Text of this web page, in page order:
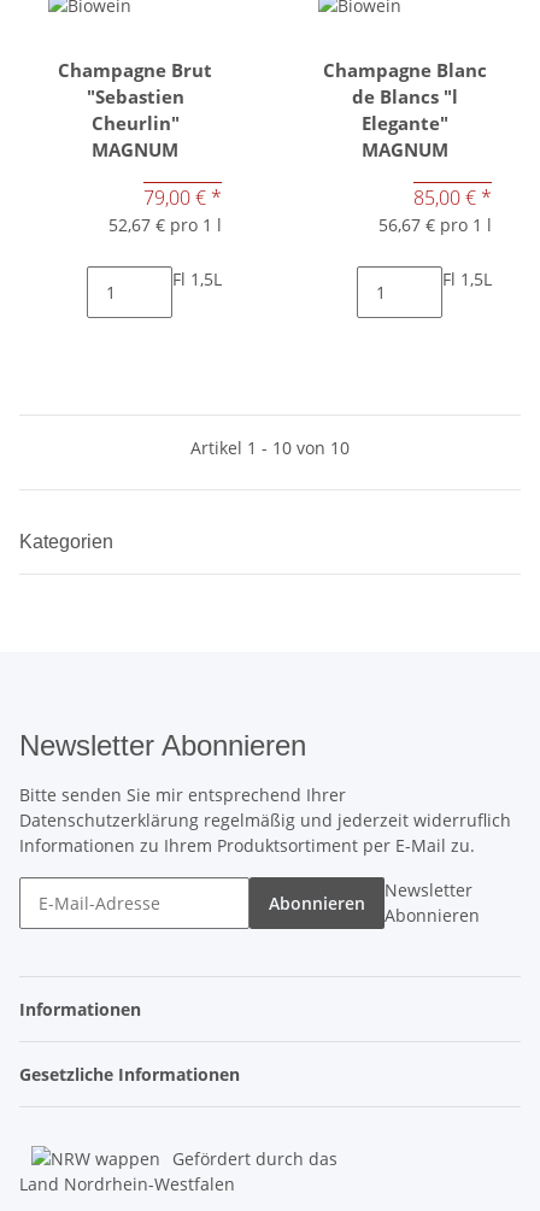
Champagne Brut
"Sebastien
Cheurlin"
MAGNUM
79,00 € *
52,67 € pro 1 l
Fl 1,5L
Champagne Blanc
de Blancs "l
Elegante"
MAGNUM
85,00 € *
56,67 € pro 1 l
Fl 1,5L
Artikel 1 - 10 von 10
Kategorien
Newsletter Abonnieren
Bitte senden Sie mir entsprechend Ihrer
Datenschutzerklärung regelmäßig und jederzeit widerruflich
Informationen zu Ihrem Produktsortiment per E-Mail zu.
Abonnieren
Newsletter
Abonnieren
Informationen
Gesetzliche Informationen
Gefördert durch das
Land Nordrhein-Westfalen